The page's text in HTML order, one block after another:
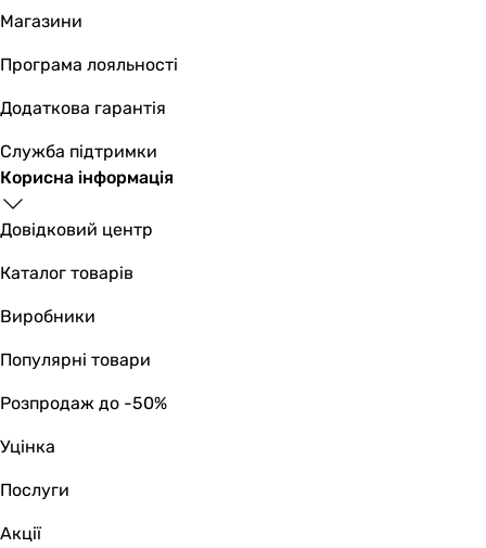
Магазини
Програма лояльності
Додаткова гарантія
Служба підтримки
Корисна інформація
Довідковий центр
Каталог товарів
Виробники
Популярні товари
Розпродаж до -50%
Уцінка
Послуги
Акції